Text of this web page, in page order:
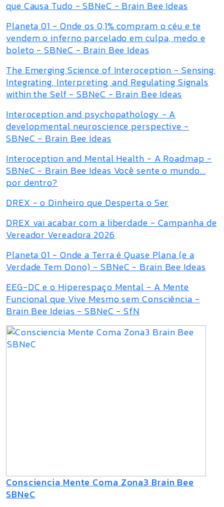
que Causa Tudo - SBNeC - Brain Bee Ideas
Planeta 01 - Onde os 0,1% compram o céu e te
vendem o inferno parcelado em culpa, medo e
boleto - SBNeC - Brain Bee Ideas
The Emerging Science of Interoception - Sensing,
Integrating, Interpreting, and Regulating Signals
within the Self - SBNeC - Brain Bee Ideas
Interoception and psychopathology - A
developmental neuroscience perspective -
SBNeC - Brain Bee Ideas
Interoception and Mental Health - A Roadmap -
SBNeC - Brain Bee Ideas Você sente o mundo...
por dentro?
DREX - o Dinheiro que Desperta o Ser
DREX vai acabar com a liberdade - Campanha de
Vereador Vereadora 2026
Planeta 01 - Onde a Terra é Quase Plana (e a
Verdade Tem Dono) - SBNeC - Brain Bee Ideas
EEG-DC e o Hiperespaço Mental - A Mente
Funcional que Vive Mesmo sem Consciência -
Brain Bee Ideias - SBNeC - SfN
Consciencia Mente Coma Zona3 Brain Bee
SBNeC